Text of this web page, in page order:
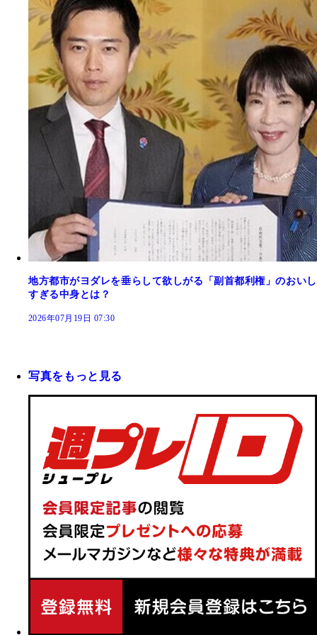
地方都市がヨダレを垂らして欲しがる「副首都利権」のおいし
すぎる中身とは？
2026年07月19日 07:30
写真をもっと見る